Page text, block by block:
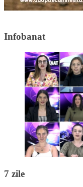
Infobanat
7 zile